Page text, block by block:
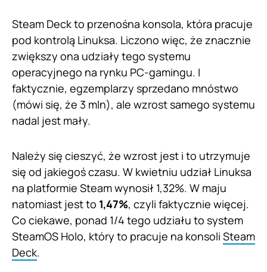
Steam Deck to przenośna konsola, która pracuje
pod kontrolą Linuksa. Liczono więc, że znacznie
zwiększy ona udziały tego systemu
operacyjnego na rynku PC-gamingu. I
faktycznie, egzemplarzy sprzedano mnóstwo
(mówi się, że 3 mln), ale wzrost samego systemu
nadal jest mały.
Należy się cieszyć, że wzrost jest i to utrzymuje
się od jakiegoś czasu. W kwietniu udział Linuksa
na platformie Steam wynosił 1,32%. W maju
natomiast jest to 1,47%, czyli faktycznie więcej.
Co ciekawe, ponad 1/4 tego udziału to system
SteamOS Holo, który to pracuje na konsoli Steam
Deck.